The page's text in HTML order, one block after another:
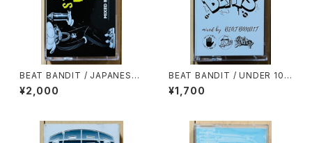
BEAT BANDIT / JAPANESE
STRICTLY BREAKS & BEAT
S
¥2,000
BEAT BANDIT / UNDER 100
0YEN BEATS(60 MINUTES
OF CHEAPNESS)
¥1,700